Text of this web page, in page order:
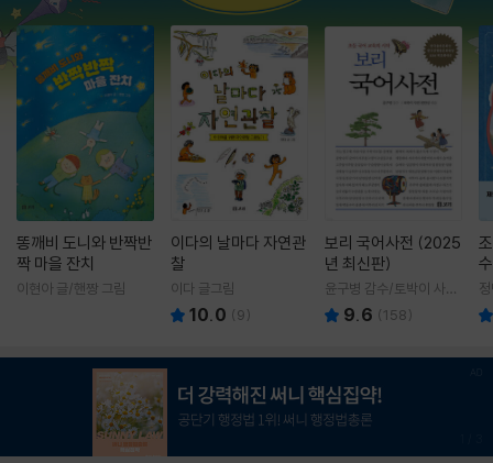
똥깨비 도니와 반짝반
짝 마을 잔치
이현아 글/핸짱 그림
이다의 날마다 자연관
찰
이다 글그림
10.0 (9)
보리 국어사전 (2025
년 최신판)
윤구병 감수/토박이 사전
편찬실 편
9.6 (158)